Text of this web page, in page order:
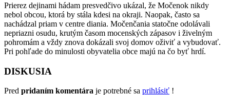
Prierez dejinami hádam presvedčivo ukázal, že Močenok nikdy
nebol obcou, ktorá by stála kdesi na okraji. Naopak, často sa
nachádzal priam v centre diania. Močenčania statočne odolávali
nepriazni osudu, krutým časom mocenských zápasov i živelným
pohromám a vždy znova dokázali svoj domov oživiť a vybudovať.
Pri pohľade do minulosti obyvatelia obce majú na čo byť hrdí.
DISKUSIA
Pred pridaním komentára je potrebné sa prihlásiť !